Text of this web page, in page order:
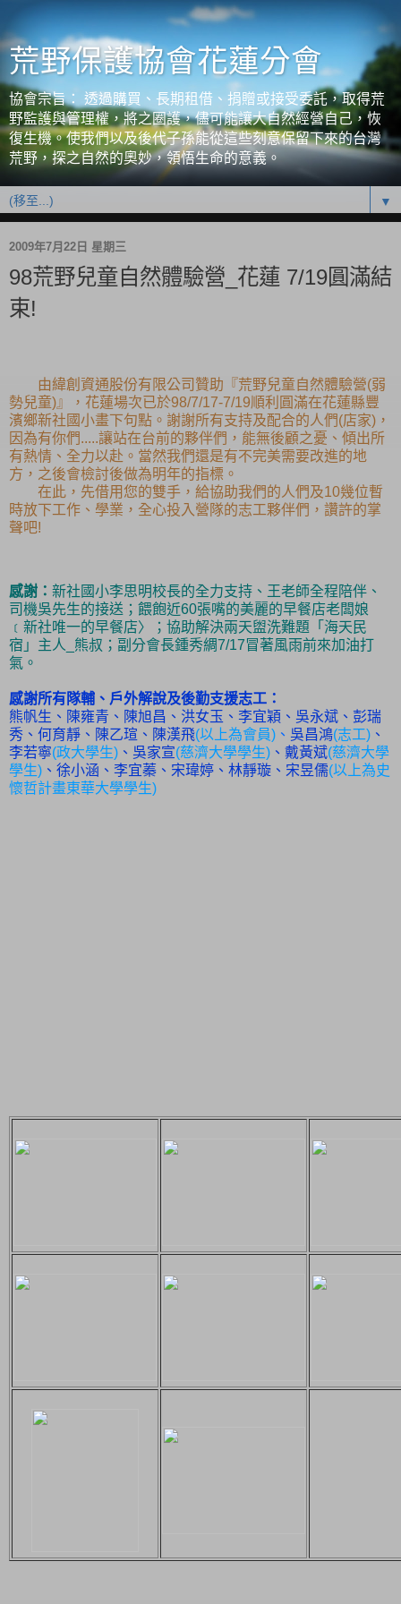
荒野保護協會花蓮分會
協會宗旨： 透過購買、長期租借、捐贈或接受委託，取得荒
野監護與管理權，將之圈護，儘可能讓大自然經營自己，恢
復生機。使我們以及後代子孫能從這些刻意保留下來的台灣
荒野，探之自然的奧妙，領悟生命的意義。
▼
2009年7月22日 星期三
98荒野兒童自然體驗營_花蓮 7/19圓滿結
束!
由緯創資通股份有限公司贊助『荒野兒童自然體驗營(弱
勢兒童)』，花蓮場次已於98/7/17-7/19順利圓滿在花蓮縣豐
濱鄉新社國小畫下句點。謝謝所有支持及配合的人們(店家)，
因為有你們.....讓站在台前的夥伴們，能無後顧之憂、傾出所
有熱情、全力以赴。當然我們還是有不完美需要改進的地
方，之後會檢討後做為明年的指標。
在此，先借用您的雙手，給協助我們的人們及10幾位暫
時放下工作、學業，全心投入營隊的志工夥伴們，讚許的掌
聲吧!
感謝： 新社國小李思明校長的全力支持、王老師全程陪伴、
司機吳先生的接送；餵飽近60張嘴的美麗的早餐店老闆娘
﹝新社唯一的早餐店〉；協助解決兩天盥洗難題「海天民
宿」主人_熊叔；副分會長鍾秀綢7/17冒著風雨前來加油打
氣。
感謝所有隊輔、戶外解說及後勤支援志工：
熊帆生、陳雍青、陳旭昌、洪女玉、李宜穎、吳永斌、彭瑞
秀、何育靜、陳乙瑄、陳漢飛(以上為會員) 、 吳昌鴻(志工) 、
李若寧(政大學生) 、吳家宣(慈濟大學學生) 、戴黃斌(慈濟大學
學生) 、徐小涵、李宜蓁、宋瑋婷、林靜璇、宋昱儒(以上為史
懷哲計畫東華大學學生)